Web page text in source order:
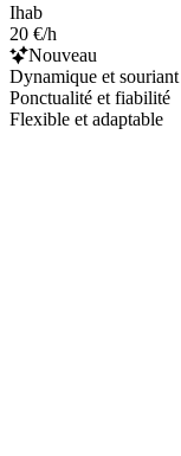
Ihab
20 €/h
Nouveau
Dynamique et souriant
Ponctualité et fiabilité
Flexible et adaptable